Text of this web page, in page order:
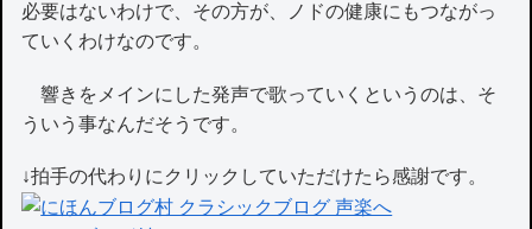
必要はないわけで、その方が、ノドの健康にもつながっ
ていくわけなのです。
響きをメインにした発声で歌っていくというのは、そ
ういう事なんだそうです。
↓拍手の代わりにクリックしていただけたら感謝です。